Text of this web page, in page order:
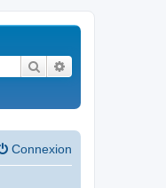
Rechercher
Connexion